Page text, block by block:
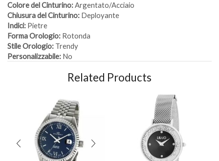
Colore del Cinturino:Argentato/Acciaio
Chiusura del Cinturino: Deployante
Indici: Pietre
Forma Orologio: Rotonda
Stile Orologio: Trendy
Personalizzabile: No
Related Products